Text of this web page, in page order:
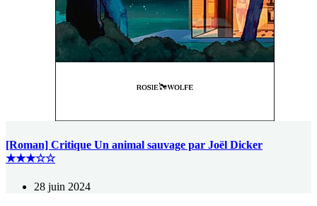
[Roman] Critique Un animal sauvage par Joël Dicker
★★★☆☆
28 juin 2024